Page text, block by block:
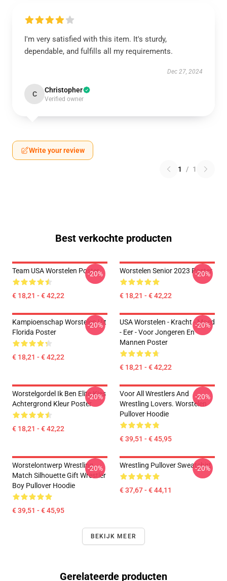
I'm very satisfied with this item. It's sturdy,
dependable, and fulfills all my requirements.
Dec 27, 2024
C Christopher
Verified owner
Write your review
1 / 1
Best verkochte producten
Team USA Worstelen Poster
€ 18,21 - € 42,22
-20% Worstelen Senior 2023 Poster
€ 18,21 - € 42,22
-20%
Kampioenschap Worstelen Uit
Florida Poster
€ 18,21 - € 42,22
-20%
USA Worstelen - Kracht - Moed
- Eer - Voor Jongeren En
Mannen Poster
€ 18,21 - € 42,22
-20%
Worstelgordel Ik Ben Elite Kies
Achtergrond Kleur Poster
€ 18,21 - € 42,22
-20%
Voor All Wrestlers And
Wrestling Lovers. Worstelen
Pullover Hoodie
€ 39,51 - € 45,95
-20%
Worstelontwerp Wrestling
Match Silhouette Gift Wrestler
Boy Pullover Hoodie
€ 39,51 - € 45,95
-20% Wrestling Pullover Sweatshirt
€ 37,67 - € 44,11
-20%
BEKIJK MEER
Gerelateerde producten